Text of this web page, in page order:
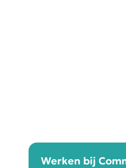
Werken bij